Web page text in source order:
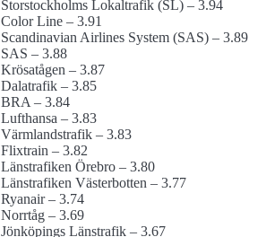
Storstockholms Lokaltrafik (SL) – 3.94
Color Line – 3.91
Scandinavian Airlines System (SAS) – 3.89
SAS – 3.88
Krösatågen – 3.87
Dalatrafik – 3.85
BRA – 3.84
Lufthansa – 3.83
Värmlandstrafik – 3.83
Flixtrain – 3.82
Länstrafiken Örebro – 3.80
Länstrafiken Västerbotten – 3.77
Ryanair – 3.74
Norrtåg – 3.69
Jönköpings Länstrafik – 3.67